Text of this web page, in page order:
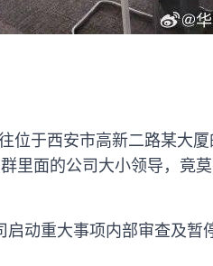
于西安市高新二路某大厦
里面的公司大小领导，竟
动重大事项内部审查及暂